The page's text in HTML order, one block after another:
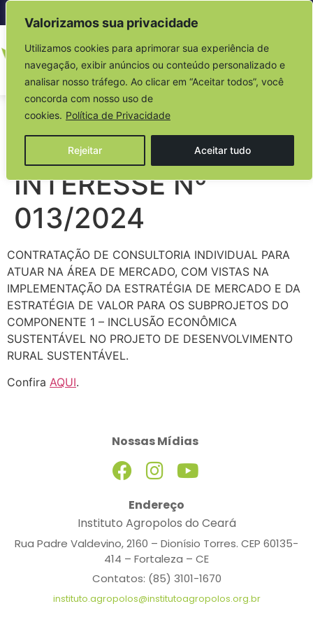
Valorizamos sua privacidade
Utilizamos cookies para aprimorar sua experiência de
navegação, exibir anúncios ou conteúdo personalizado e
analisar nosso tráfego. Ao clicar em “Aceitar todos”, você
concorda com nosso uso de
cookies. Política de Privacidade
Rejeitar Aceitar tudo
AVISO DE
MANIFESTAÇÃO DE
INTERESSE Nº
013/2024
CONTRATAÇÃO DE CONSULTORIA INDIVIDUAL PARA
ATUAR NA ÁREA DE MERCADO, COM VISTAS NA
IMPLEMENTAÇÃO DA ESTRATÉGIA DE MERCADO E DA
ESTRATÉGIA DE VALOR PARA OS SUBPROJETOS DO
COMPONENTE 1 – INCLUSÃO ECONÔMICA
SUSTENTÁVEL NO PROJETO DE DESENVOLVIMENTO
RURAL SUSTENTÁVEL.
Confira AQUI.
Endereço
Instituto Agropolos do Ceará
Rua Padre Valdevino, 2160 – Dionísio Torres. CEP 60135-
414 – Fortaleza – CE
Contatos: (85) 3101-1670
instituto.agropolos@institutoagropolos.org.br
Nossas Mídias